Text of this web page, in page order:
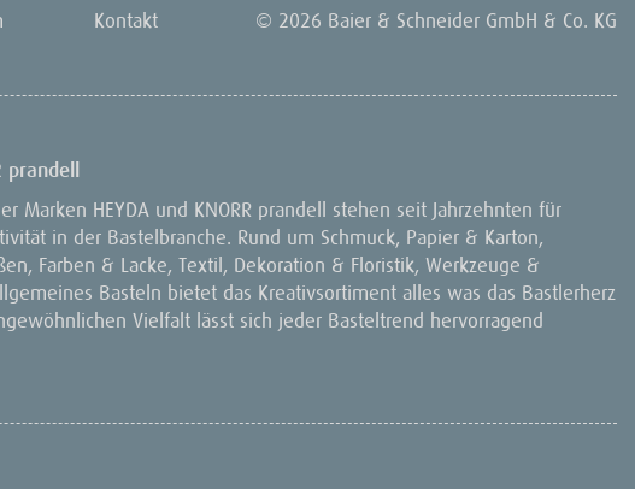
Kontakt © 2026 Baier & Schneider GmbH & Co. KG
prandell
Marken HEYDA und KNORR prandell stehen seit Jahrzehnten für
in der Bastelbranche. Rund um Schmuck, Papier & Karton,
Farben & Lacke, Textil, Dekoration & Floristik, Werkzeuge &
Basteln bietet das Kreativsortiment alles was das Bastlerherz
Vielfalt lässt sich jeder Basteltrend hervorragend